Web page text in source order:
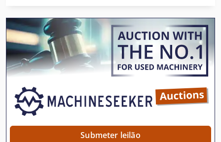
Maquinas De Usinagem
Mesa De Máquina De Fresagem
Moedor De Engrenagem
Máquina De Carpintaria
Máquina De Engrenagem
Máquina De Entalhadura
Submeter leilão